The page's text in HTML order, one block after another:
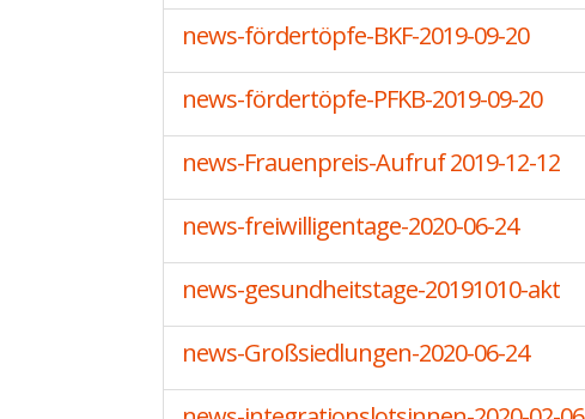
news-fördertöpfe-BKF-2019-09-20
news-fördertöpfe-PFKB-2019-09-20
news-Frauenpreis-Aufruf 2019-12-12
news-freiwilligentage-2020-06-24
news-gesundheitstage-20191010-akt
news-Großsiedlungen-2020-06-24